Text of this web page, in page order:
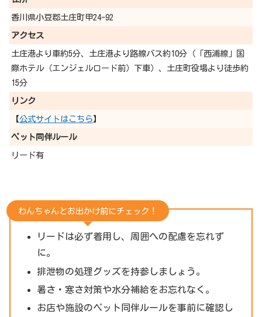
香川県小豆郡土庄町甲24-92
アクセス
土庄港より車約5分、土庄港より路線バス約10分（「西浦線」国
際ホテル（エンジェルロード前）下車）、土庄町役場より徒歩約
15分
リンク
【公式サイトはこちら】
ペット同伴ルール
リード有
わんちゃんとお出かけ前にチェック！
リードは必ず着用し、周囲への配慮を忘れず
に。
排泄物の処理グッズを持参しましょう。
暑さ・寒さ対策や水分補給をお忘れなく。
お店や施設のペット同伴ルールを事前に確認し